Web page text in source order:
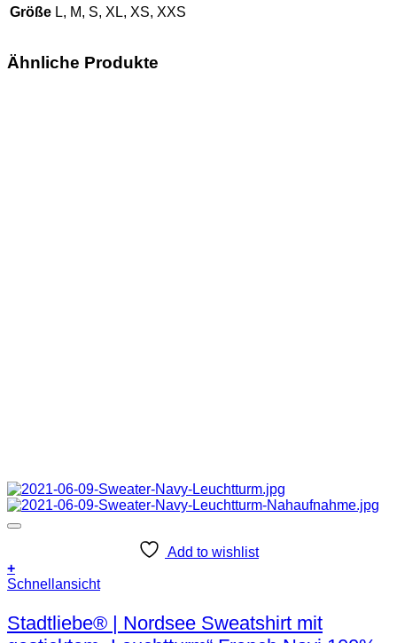
Größe L, M, S, XL, XS, XXS
Ähnliche Produkte
Add to wishlist
+
Dieses
weist
mehrere
Schnellansicht
Stadtliebe® | Nordsee Sweatshirt mit